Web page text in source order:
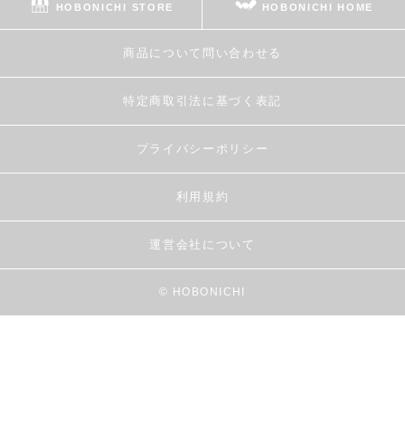
HOBONICHI STORE HOBONICHI HOME
商品について問い合わせる
特定商取引法に基づく表記
プライバシーポリシー
利用規約
運営会社について
© HOBONICHI